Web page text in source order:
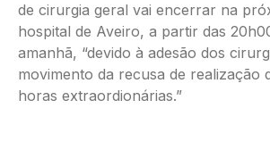
de cirurgia geral vai encerrar na
hospital de Aveiro, a partir das
amanhã, “devido à adesão dos
movimento da recusa de realização
horas extraordionárias.”